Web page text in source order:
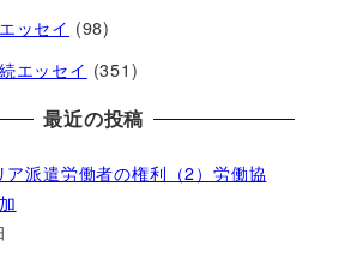
ッセイ (98)
エッセイ (351)
最近の投稿
派遣労働者の権利（2）労働協